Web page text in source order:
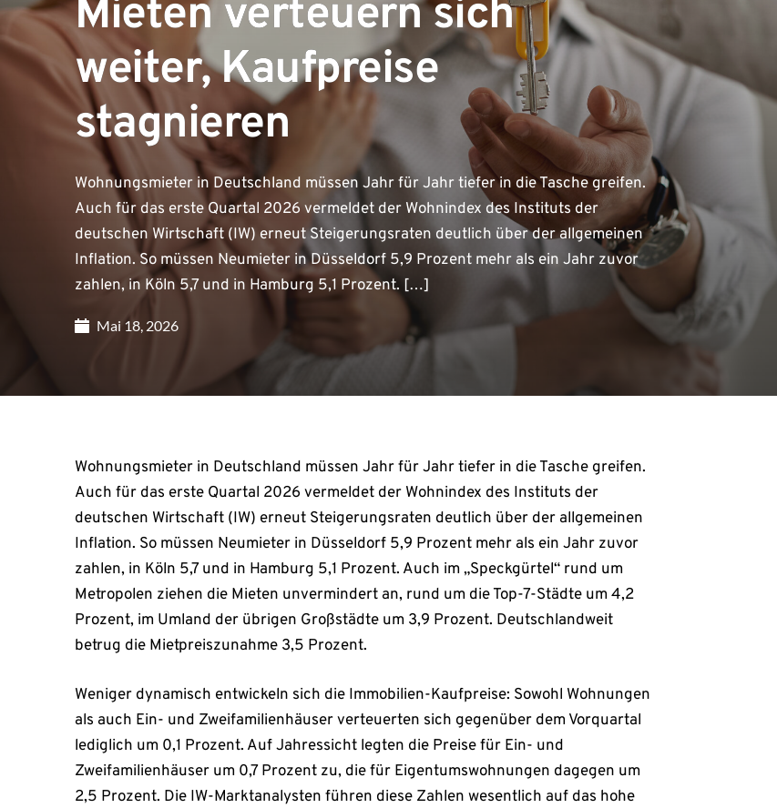
Mieten verteuern sich
weiter, Kaufpreise
stagnieren
Wohnungsmieter in Deutschland müssen Jahr für Jahr tiefer in die Tasche greifen.
Auch für das erste Quartal 2026 vermeldet der Wohnindex des Instituts der
deutschen Wirtschaft (IW) erneut Steigerungsraten deutlich über der allgemeinen
Inflation. So müssen Neumieter in Düsseldorf 5,9 Prozent mehr als ein Jahr zuvor
zahlen, in Köln 5,7 und in Hamburg 5,1 Prozent. […]
Mai 18, 2026
Wohnungsmieter in Deutschland müssen Jahr für Jahr tiefer in die Tasche greifen.
Auch für das erste Quartal 2026 vermeldet der Wohnindex des Instituts der
deutschen Wirtschaft (IW) erneut Steigerungsraten deutlich über der allgemeinen
Inflation. So müssen Neumieter in Düsseldorf 5,9 Prozent mehr als ein Jahr zuvor
zahlen, in Köln 5,7 und in Hamburg 5,1 Prozent. Auch im „Speckgürtel“ rund um
Metropolen ziehen die Mieten unvermindert an, rund um die Top-7-Städte um 4,2
Prozent, im Umland der übrigen Großstädte um 3,9 Prozent. Deutschlandweit
betrug die Mietpreiszunahme 3,5 Prozent.
Weniger dynamisch entwickeln sich die Immobilien-Kaufpreise: Sowohl Wohnungen
als auch Ein- und Zweifamilienhäuser verteuerten sich gegenüber dem Vorquartal
lediglich um 0,1 Prozent. Auf Jahressicht legten die Preise für Ein- und
Zweifamilienhäuser um 0,7 Prozent zu, die für Eigentumswohnungen dagegen um
2,5 Prozent. Die IW-Marktanalysten führen diese Zahlen wesentlich auf das hohe